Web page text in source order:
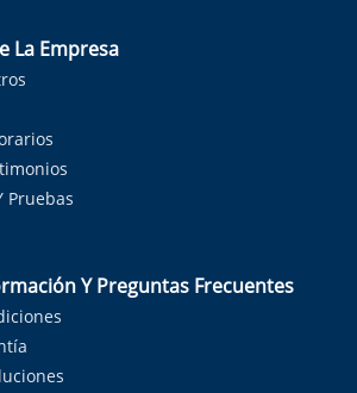
La Empresa
Pruebas
Y Preguntas Frecuentes